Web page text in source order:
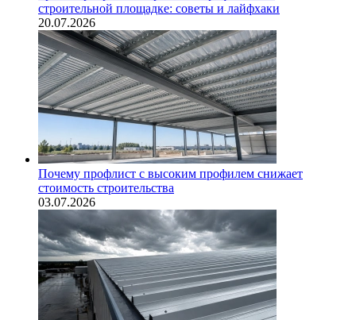
строительной площадке: советы и лайфхаки
20.07.2026
Почему профлист с высоким профилем снижает
стоимость строительства
03.07.2026